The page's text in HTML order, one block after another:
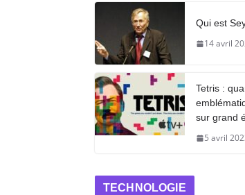
Qui est
14 avril
Tetris :
sur grand
5 avril
TECHNOLOGIE